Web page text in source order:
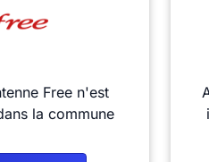
Free n'est
la commune